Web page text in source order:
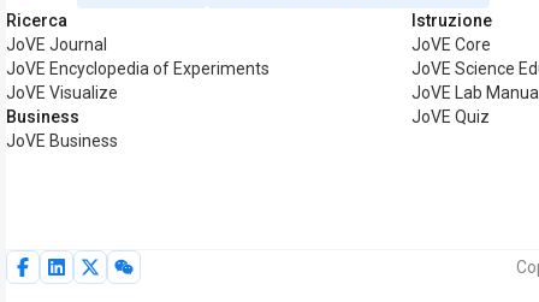
Ricerca
JoVE Journal
JoVE Encyclopedia of Experiments
JoVE Visualize
Business
JoVE Business
Istruzione
JoVE Core
JoVE Science
JoVE Lab
JoVE Quiz